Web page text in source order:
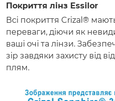
Покриття лінз Essilor
Всі покриття Crizal® мають
переваги, діючи як
ваші очі та лінзи.
зір завдяки захисту від
плям.